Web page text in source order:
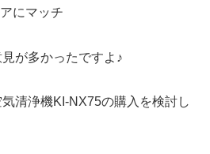
にマッチ
が多かったですよ♪
清浄機KI-NX75の購入を検討し